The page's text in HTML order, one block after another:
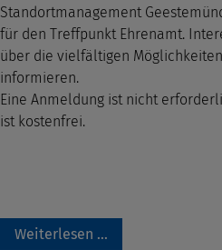
Standortmanagement
für den Treffpunkt Ehrenamt.
über die vielfältigen
informieren.
Eine Anmeldung ist nicht
ist kostenfrei.
Weiterlesen …